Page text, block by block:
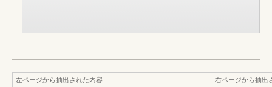
左ページから抽出された内容
右ページから抽出